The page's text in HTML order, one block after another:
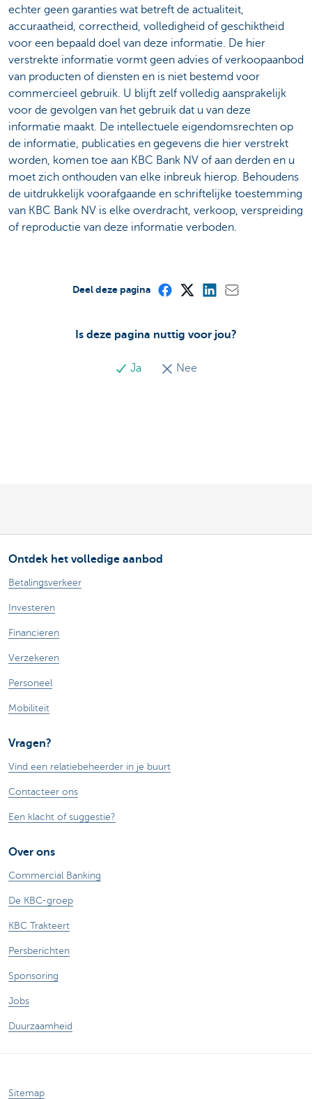
echter geen garanties wat betreft de actualiteit,
accuraatheid, correctheid, volledigheid of geschiktheid
voor een bepaald doel van deze informatie. De hier
verstrekte informatie vormt geen advies of verkoopaanbod
van producten of diensten en is niet bestemd voor
commercieel gebruik. U blijft zelf volledig aansprakelijk
voor de gevolgen van het gebruik dat u van deze
informatie maakt. De intellectuele eigendomsrechten op
de informatie, publicaties en gegevens die hier verstrekt
worden, komen toe aan KBC Bank NV of aan derden en u
moet zich onthouden van elke inbreuk hierop. Behoudens
de uitdrukkelijk voorafgaande en schriftelijke toestemming
van KBC Bank NV is elke overdracht, verkoop, verspreiding
of reproductie van deze informatie verboden.
Is deze pagina nuttig voor jou?
Ja Nee
Deel deze pagina
Ontdek het volledige aanbod
Betalingsverkeer
Investeren
Financieren
Verzekeren
Personeel
Mobiliteit
Vragen?
Vind een relatiebeheerder in je buurt
Contacteer ons
Een klacht of suggestie?
Over ons
Commercial Banking
De KBC-groep
KBC Trakteert
Persberichten
Sponsoring
Jobs
Duurzaamheid
Sitemap